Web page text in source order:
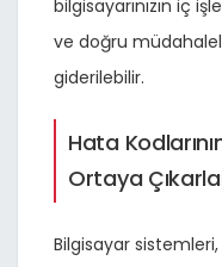
bilgisayarınızın iç
ve doğru
giderilebilir.
Hata
Ortaya
Bilgisayar sistemleri,